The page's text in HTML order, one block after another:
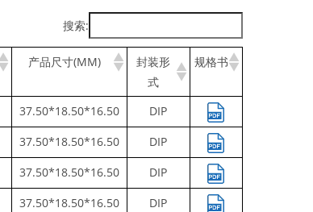
搜索:
产品尺寸(MM)
封装形
式
规格书
37.50*18.50*16.50
DIP
37.50*18.50*16.50
DIP
37.50*18.50*16.50
DIP
37.50*18.50*16.50
DIP